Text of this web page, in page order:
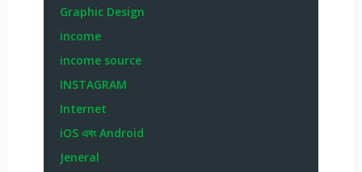
Graphic Design
income
income source
INSTAGRAM
Internet
iOS এবং Android
Jeneral